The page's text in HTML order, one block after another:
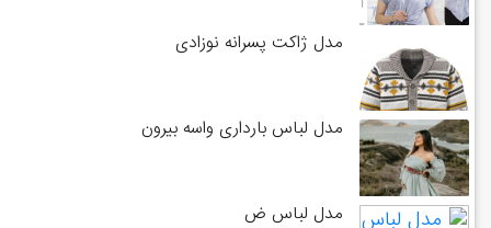
مدل ژاکت پسرانه نوزادی
مدل لباس بارداری واسه بیرون
مدل لباس ض